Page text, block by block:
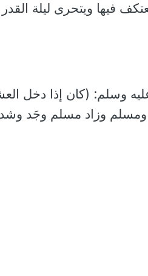
فيها ويتحرى ليلة القدر
وسلم: (كان إذا دخل
ومسلم وزاد مسلم وجَد وشد